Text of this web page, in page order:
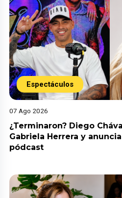
Espectáculos
07 Ago 2026
¿Terminaron? Diego
Gabriela Herrera y
pódcast